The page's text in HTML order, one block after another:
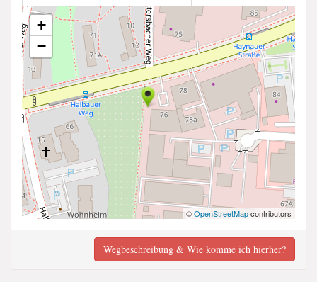
+
−
©OpenStreetMapcontributors
Wegbeschreibung & Wie komme ich hierher?